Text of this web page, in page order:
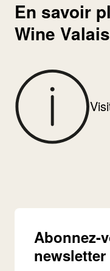
En savoir
Wine Valais
Abonnez-
newsletter